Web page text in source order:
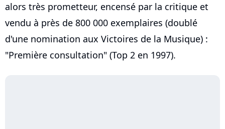
alors très prometteur, encensé par la critique et
vendu à près de 800 000 exemplaires (doublé
d'une nomination aux Victoires de la Musique) :
"Première consultation" (Top 2 en 1997).